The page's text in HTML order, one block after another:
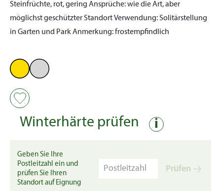
Steinfrüchte, rot, gering Ansprüche:wie die Art, aber
möglichst geschützter StandortVerwendung:Solitärstellung
in Garten und ParkAnmerkung:frostempfindlich
Winterhärte prüfen i
Geben Sie Ihre
Postleitzahl ein und
prüfen Sie Ihren
Standort auf Eignung
Prüfen